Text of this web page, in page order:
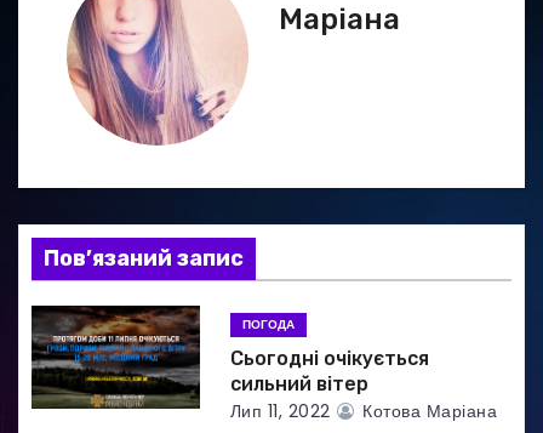
і
я
з
а
п
Маріана
Пов’язаний запис
ПОГОДА
Сьогодні очікується
сильний вітер
Лип 11, 2022 Котова Маріана